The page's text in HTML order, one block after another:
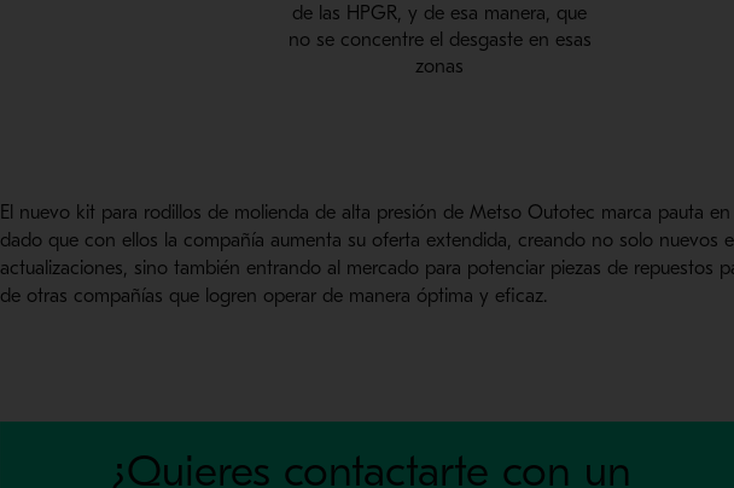
de las HPGR, y de esa manera, que
no se concentre el desgaste en esas
zonas
El nuevo kit para rodillos de molienda de alta presión de Metso Outotec marca pauta en
dado que con ellos la compañía aumenta su oferta extendida, creando no solo nuevos
actualizaciones, sino también entrando al mercado para potenciar piezas de repuestos
de otras compañías que logren operar de manera óptima y eficaz.
¿Quieres contactarte con un